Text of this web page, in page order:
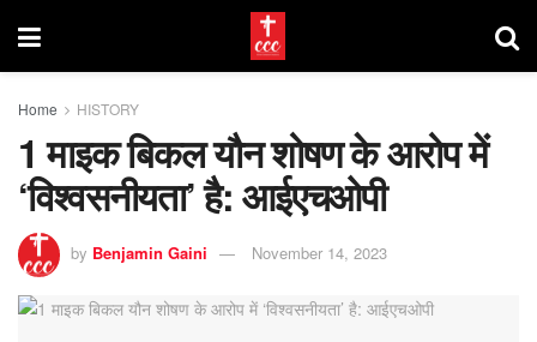
Home HISTORY
1 माइक बिकल यौन शोषण के आरोप में
‘विश्वसनीयता’ है: आईएचओपी
by Benjamin Gaini November 14, 2023